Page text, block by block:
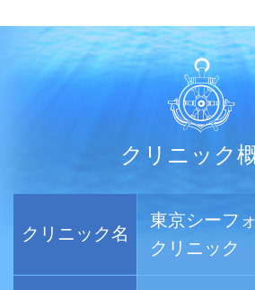
クリニック
クリニック名
東京シーフ
クリニック